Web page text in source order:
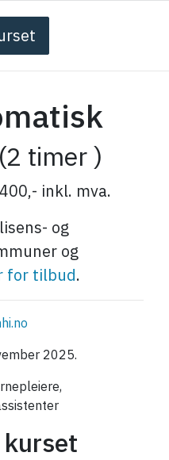
(2 timer )
inkl. mva.
og
og
for tilbud.
2025.